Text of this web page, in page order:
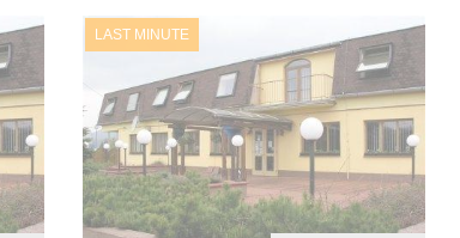
LAST MINUTE